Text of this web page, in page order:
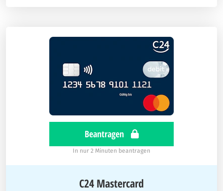
Beantragen
In nur 2 Minuten beantragen
C24 Mastercard